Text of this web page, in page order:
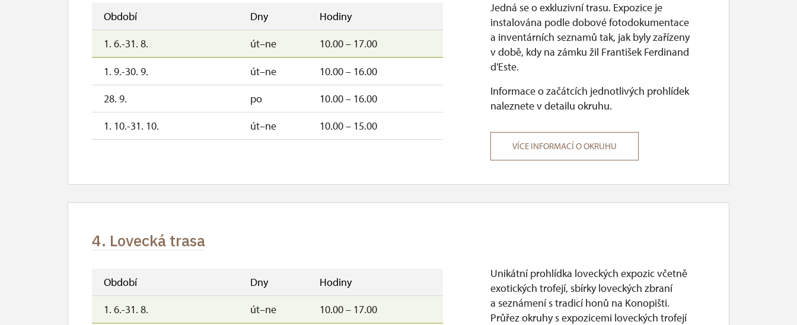
Období Dny
Hodiny
1. 6.-31. 8.
út–ne 10.00 – 17.00
1. 9.-30. 9. út–ne
10.00 – 16.00
28. 9.
po
10.00 – 16.00
1. 10.-31. 10.
út–ne 10.00 – 15.00
Jedná se o exkluzivní trasu. Expozice je
instalována podle dobové fotodokumentace
a inventárních seznamů tak, jak byly zařízeny
v době, kdy na zámku žil František Ferdinand
d'Este.
Informace o začátcích jednotlivých prohlídek
naleznete v detailu okruhu.
VÍCE INFORMACÍ O OKRUHU
4. Lovecká trasa
Období Dny
Hodiny
1. 6.-31. 8.
út–ne 10.00 – 17.00
Unikátní prohlídka loveckých expozic včetně
exotických trofejí, sbírky loveckých zbraní
a seznámení s tradicí honů na Konopišti.
Průřez okruhy s expozicemi loveckých trofejí